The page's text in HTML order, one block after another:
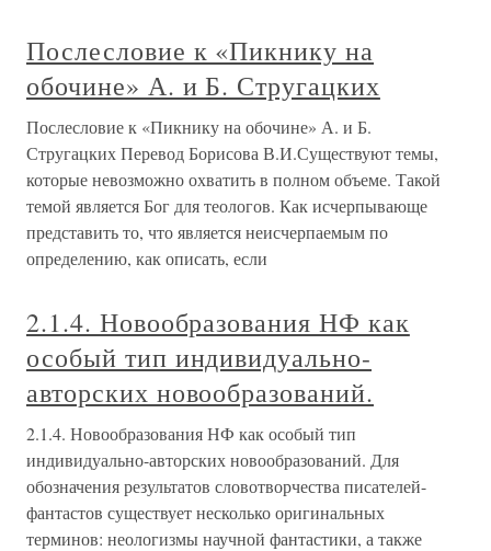
Послесловие к «Пикнику на
обочине» А. и Б. Стругацких
Послесловие к «Пикнику на обочине» А. и Б.
Стругацких Перевод Борисова В.И.Существуют темы,
которые невозможно охватить в полном объеме. Такой
темой является Бог для теологов. Как исчерпывающе
представить то, что является неисчерпаемым по
определению, как описать, если
2.1.4. Новообразования НФ как
особый тип индивидуально-
авторских новообразований.
2.1.4. Новообразования НФ как особый тип
индивидуально-авторских новообразований. Для
обозначения результатов словотворчества писателей-
фантастов существует несколько оригинальных
терминов: неологизмы научной фантастики, а также